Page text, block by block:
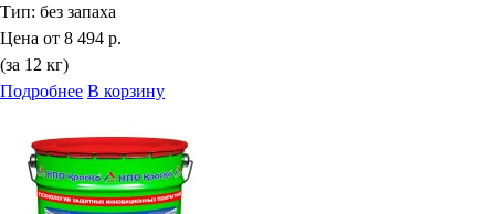
Тип: без запаха
Цена от 8 494 р.
(за 12 кг)
Подробнее В корзину